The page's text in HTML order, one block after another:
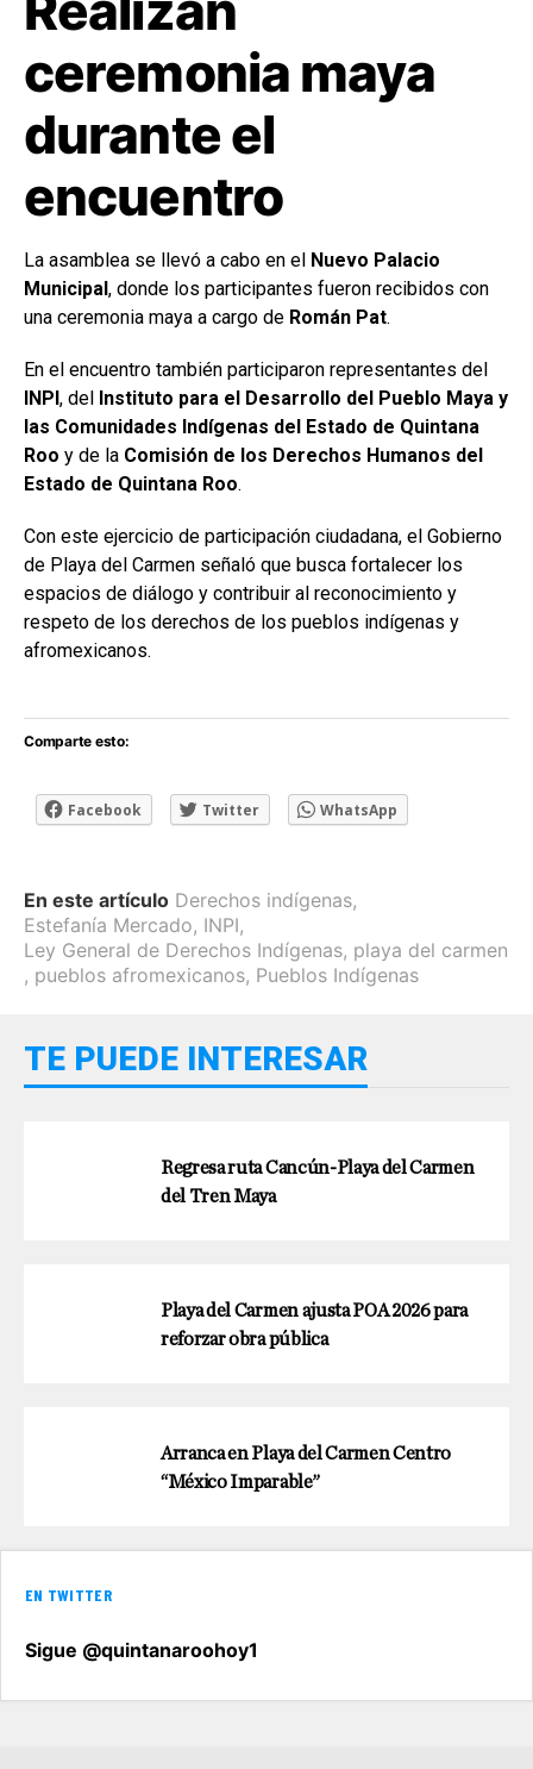
ceremonia maya
durante el
encuentro
La asamblea se llevó a cabo en el Nuevo Palacio
Municipal , donde los participantes fueron recibidos con
una ceremonia maya a cargo de Román Pat.
En el encuentro también participaron representantes del
INPI , del
Instituto para el Desarrollo del Pueblo Maya y
las Comunidades Indígenas del Estado de Quintana
Roo y de la Comisión de los Derechos Humanos del
Estado de Quintana Roo.
Con este ejercicio de participación ciudadana, el Gobierno
de Playa del Carmen señaló que busca fortalecer los
espacios de diálogo y contribuir al reconocimiento y
respeto de los derechos de los pueblos indígenas y
afromexicanos.
Comparte esto:
Facebook Twitter WhatsApp
En este artículo Derechos indígenas,
Estefanía Mercado, INPI,
Ley General de Derechos Indígenas, playa del carmen
, pueblos afromexicanos, Pueblos Indígenas
TE PUEDE INTERESAR
Regresa ruta Cancún-Playa del Carmen
del Tren Maya
Playa del Carmen ajusta POA 2026 para
reforzar obra pública
Arranca en Playa del Carmen Centro
“México Imparable”
EN TWITTER
Sigue @quintanaroohoy1